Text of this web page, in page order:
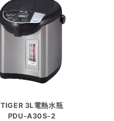
TIGER 3L電熱水瓶
PDU-A30S-2